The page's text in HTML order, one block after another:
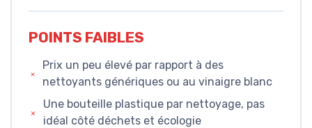
POINTS FAIBLES
Prix un peu élevé par rapport à des
nettoyants génériques ou au vinaigre blanc
Une bouteille plastique par nettoyage, pas
idéal côté déchets et écologie